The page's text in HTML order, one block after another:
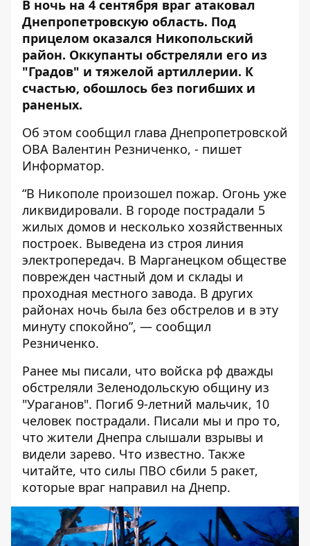
В ночь на 4 сентября враг атаковал
Днепропетровскую область. Под
прицелом оказался Никопольский
район. Оккупанты обстреляли его из
"Градов" и тяжелой артиллерии. К
счастью, обошлось без погибших и
раненых.
Об этом сообщил глава Днепропетровской
ОВА Валентин Резниченко, - пишет
Информатор.
“В Никополе произошел пожар. Огонь уже
ликвидировали. В городе пострадали 5
жилых домов и несколько хозяйственных
построек. Выведена из строя линия
электропередач. В Марганецком обществе
поврежден частный дом и склады и
проходная местного завода. В других
районах ночь была без обстрелов и в эту
минуту спокойно”, — сообщил
Резниченко.
Ранее мы писали, что войска рф дважды
обстреляли Зеленодольскую общину из
"Ураганов". Погиб 9-летний мальчик, 10
человек пострадали. Писали мы и про то,
что жители Днепра слышали взрывы и
видели зарево. Что известно. Также
читайте, что силы ПВО сбили 5 ракет,
которые враг направил на Днепр.